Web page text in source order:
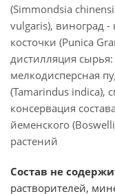
(Simmondsia
vulgaris), виноград -
косточки (Punica
дистилляция
мелкодисперсная
(Tamarindus indica),
консервация
йеменского
растений
Состав не
растворителей,